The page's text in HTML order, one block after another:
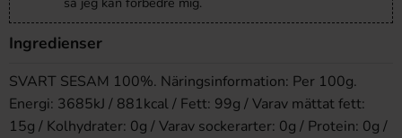
Ingredienser
SVART SESAM 100%. Näringsinformation: Per 100g.
Energi: 3685kJ / 881kcal / Fett: 99g / Varav mättat fett:
15g / Kolhydrater: 0g / Varav sockerarter: 0g / Protein: 0g /